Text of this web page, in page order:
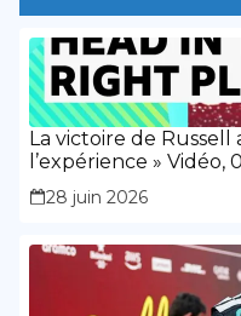
La victoire de
l’expérience »
Russell a montré « la
28 juin 2026